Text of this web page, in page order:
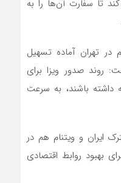
تا سفارت آن‌ها را به
در تهران آماده تسهیل
روند صدور ویزا برای
داشته باشند، به سرعت
و ویتنام هم در
بهبود روابط اقتصادی